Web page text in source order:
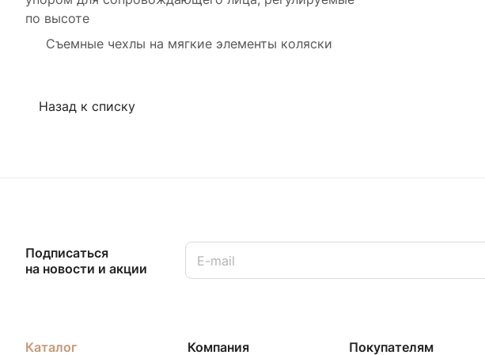
по высоте
Съемные чехлы на мягкие элементы коляски
Назад к списку
Подписаться
на новости и акции
Каталог Компания Покупателям